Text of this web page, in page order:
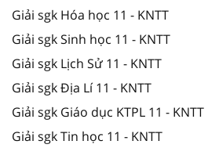
Giải sgk Hóa học 11 - KNTT
Giải sgk Sinh học 11 - KNTT
Giải sgk Lịch Sử 11 - KNTT
Giải sgk Địa Lí 11 - KNTT
Giải sgk Giáo dục KTPL 11 - KNTT
Giải sgk Tin học 11 - KNTT